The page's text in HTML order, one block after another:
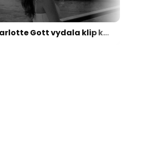
Charlotte Gott vydala klip ke skladbě Paris. Natáčelo se přímo v ulicích města